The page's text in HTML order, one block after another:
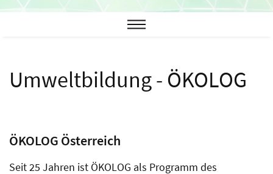
Umweltbildung - ÖKOLOG
ÖKOLOG Österreich
Seit 25 Jahren ist ÖKOLOG als Programm des